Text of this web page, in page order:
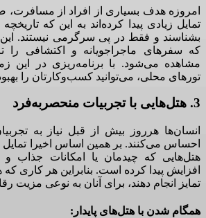
امروزه هدف بسیاری از افراد از مسافرت،
تمایل زیادی پیدا کرده‌اند به این‌ که
بشناسند و فقط در پی سرگرمی نیستند. این
که سفرهای ماجراجویانه و اکتشافی را
مشاهده می‌شود. با برنامه‌ریزی در این
تورهای محلی، می‌توانید کسب‌وکارتان را
3. هتل‌هایی با تجربیات منحصربه‌فرد
انسان‌ها هرروز بیش از قبل نیاز به
احساس می‌کنند. بر همین اساس اخیرا تمایل
هتل‌هایی که چیدمان یا امکانات جذاب و
افزایش پیدا کرده است. بنابراین هر کاری که
تمایز انجام دهند، برای آنان به نوعی مزیت
همگام شدن با هتل‌های پایدار: